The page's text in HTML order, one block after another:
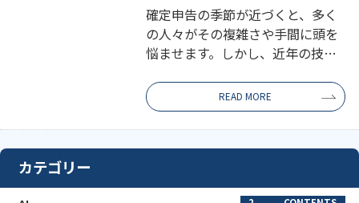
確定申告の季節が近づくと、多く
の人々がその複雑さや手間に頭を
悩ませます。しかし、近年の技術
ートする新しい方法が登場してい
ます。 その筆頭として、
AI「ChatGPT」の名前が挙がるで
しょう。 […]
READ MORE
カテゴリー